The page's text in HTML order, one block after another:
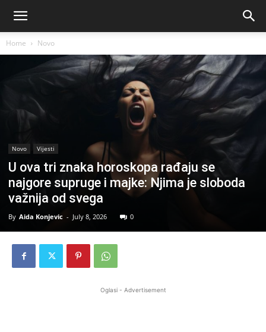
Home Novo
Novo Vijesti
U ova tri znaka horoskopa rađaju se
najgore supruge i majke: Njima je sloboda
važnija od svega
By Aida Konjevic - July 8, 2026 0
Oglasi - Advertisement